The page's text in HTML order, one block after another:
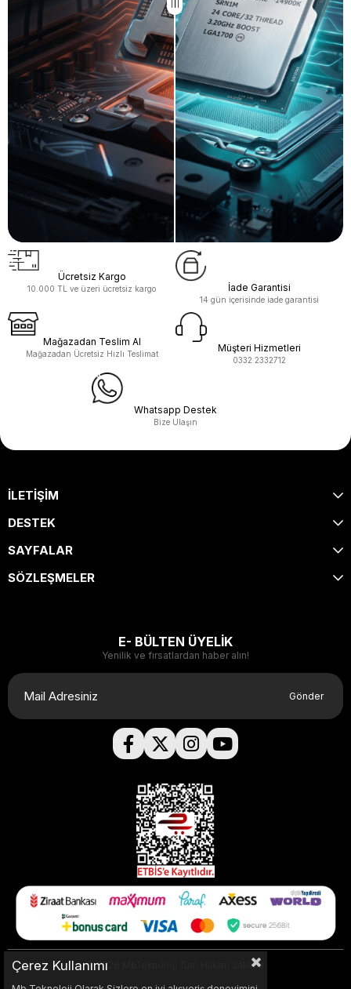
Ücretsiz Kargo
10.000 TL ve üzeri ücretsiz kargo İade Garantisi
14 gün içerisinde iade garantisi
Mağazadan Teslim Al
Mağazadan Ücretsiz Hızlı Teslimat Müşteri Hizmetleri
0332 2332712
Whatsapp Destek
Bize Ulaşın
İLETİŞİM
DESTEK
SAYFALAR
SÖZLEŞMELER
E- BÜLTEN ÜYELİK
Yenilik ve fırsatlardan haber alın!
Gönder
© 2026 MbTeknoloji Tüm Hakları Saklıdır.
Çerez Kullanımı